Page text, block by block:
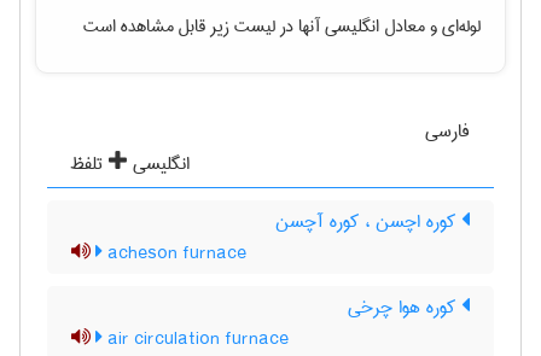
لوله‌ایو معادل انگلیسی آنها در لیست زیر قابل مشاهده است
فارسی
انگلیسی
تلفظ
کوره اچسن ، کوره آچسن
acheson furnace
کوره هوا چرخی
air circulation furnace